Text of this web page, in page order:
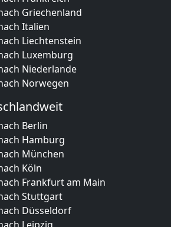
Griechenland
Italien
Liechtenstein
Luxemburg
Niederlande
Norwegen
Berlin
Hamburg
München
Köln
Frankfurt am Main
Stuttgart
Düsseldorf
Leipzig